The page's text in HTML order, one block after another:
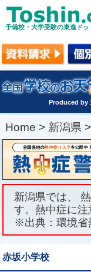
予備校・大学受験の東進ドッ
Produced by
Home > 新潟県 >
新潟県では、
す。熱中症に注
※出典：環境省
赤坂小学校